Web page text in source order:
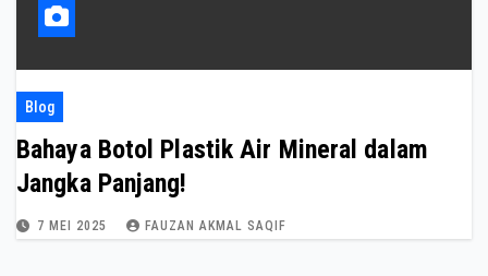
Blog
Bahaya Botol Plastik Air Mineral dalam
Jangka Panjang!
7 MEI 2025 FAUZAN AKMAL SAQIF